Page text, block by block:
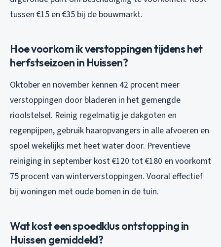
tussen €15 en €35 bij de bouwmarkt.
Hoe voorkom ik verstoppingen tijdens het
herfstseizoen in Huissen?
Oktober en november kennen 42 procent meer
verstoppingen door bladeren in het gemengde
rioolstelsel. Reinig regelmatig je dakgoten en
regenpijpen, gebruik haaropvangers in alle afvoeren en
spoel wekelijks met heet water door. Preventieve
reiniging in september kost €120 tot €180 en voorkomt
75 procent van winterverstoppingen. Vooral effectief
bij woningen met oude bomen in de tuin.
Wat kost een spoedklus ontstopping in
Huissen gemiddeld?